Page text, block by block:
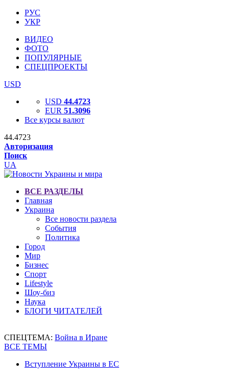
РУС
УКР
ВИДЕО
ФОТО
ПОПУЛЯРНЫЕ
СПЕЦПРОЕКТЫ
USD
USD 44.4723
EUR 51.3096
Все курсы валют
44.4723
Авторизация
Поиск
UA
ВСЕ РАЗДЕЛЫ
Главная
Украина
Все новости раздела
События
Политика
Город
Мир
Бизнес
Спорт
Lifestyle
Шоу-биз
Наука
БЛОГИ ЧИТАТЕЛЕЙ
СПЕЦТЕМА: Война в Иране
ВСЕ ТЕМЫ
Вступление Украины в ЕС